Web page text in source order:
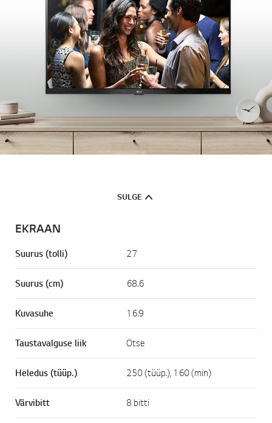
SULGE
EKRAAN
Suurus (tolli) 27
Suurus (cm) 68.6
Kuvasuhe 16:9
Taustavalguse liik Otse
Heledus (tüüp.) 250 (tüüp.), 160 (min)
Värvibitt 8 bitti